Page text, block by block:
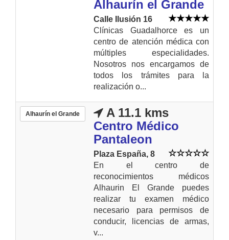
Alhaurín el Grande
Calle Ilusión 16
Clínicas Guadalhorce es un
centro de atención médica con
múltiples especialidades.
Nosotros nos encargamos de
todos los trámites para la
realización o...
Alhaurín el Grande
A 11.1 kms
Centro Médico
Pantaleon
Plaza España, 8
En el centro de
reconocimientos médicos
Alhaurin El Grande puedes
realizar tu examen médico
necesario para permisos de
conducir, licencias de armas,
v...